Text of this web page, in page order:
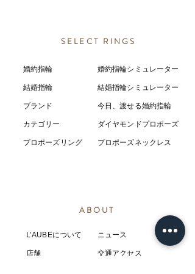
SELECT RINGS
婚約指輪
結婚指輪
ブランド
カテゴリー
プロポーズリング
婚約指輪シミュレーター
結婚指輪シミ ュレーター
今日、渡せる婚約指輪
ダイヤモンドプロポーズ
プロポーズネックレス
ABOUT
L’AUBEについて
店舗
​ニュース
​交通アクセス